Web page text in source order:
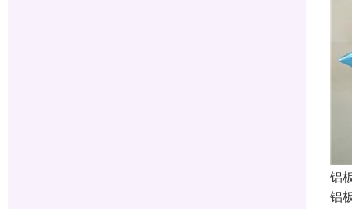
铝
铝